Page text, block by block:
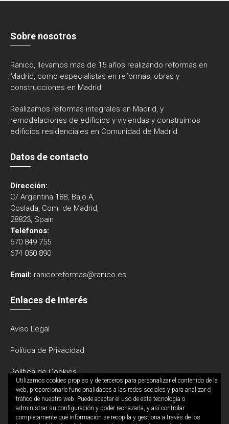
Sobre nosotros
Ranico, llevamos más de 15 años realizando reformas en
Madrid, como especialistas en reformas, obras y
construcciones en Madrid
Realizamos reformas integrales en Madrid, y
remodelaciones de edificios y viviendas y construimos
edificios residenciales en Comunidad de Madrid
Datos de contacto
Dirección:
C/ Argentina 18B, Bajo A,
Coslada, Com. de Madrid,
28823, Spain
Teléfonos:
670 849 755
674 050 890
Email: ranicoreformas@ranico.es
Enlaces de Interés
Aviso Legal
Política de Privacidad
Política de Cookies
Utilizamos cookies propias y de terceros para personalizar el contenido de la
web, proporcionarle funcionalidades a las redes sociales y para analizar el
tráfico de nuestra web. Puede aceptar el uso de esta tecnología o
administrar su configuración y poder rechazarla, y así controlar
completamente qué información se recopila y gestiona a través de los